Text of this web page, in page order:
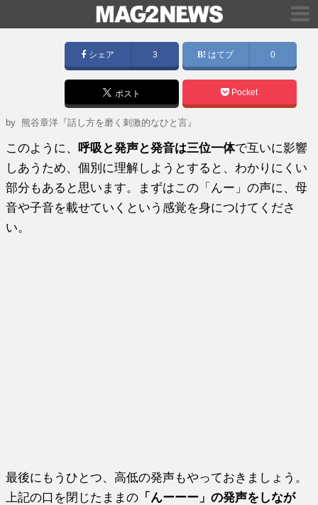
シェア 3 はてブ 0
ポスト Pocket
by 熊谷章洋『話し方を磨く刺激的なひと言』
このように、 呼吸と発声と発音は三位一体で互いに影響
しあうため、個別に理解しようとすると、わかりにくい
部分もあると思います。まずはこの「んー」の声に、母
音や子音を載せていくという感覚を身につけてくださ
い。
最後にもうひとつ、高低の発声もやっておきましょう。
上記の口を閉じたままの 「んーーー」の発声をしなが